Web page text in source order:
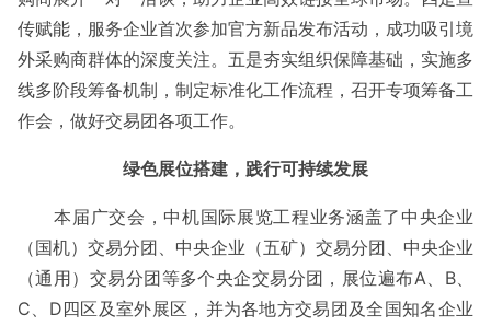
传赋能，服务企业首次参加官方新品发布活动，成功吸引境
外采购商群体的深度关注。五是夯实组织保障基础，实施多
线多阶段筹备机制，制定标准化工作流程，召开专项筹备工
作会，做好交易团各项工作。
绿色展位搭建，践行可持续发展
本届广交会，中机国际展览工程业务涵盖了中央企业
（国机）交易分团、中央企业（五矿）交易分团、中央企业
（通用）交易分团等多个央企交易分团，展位遍布A、B、
C、D四区及室外展区，并为各地方交易团及全国知名企业